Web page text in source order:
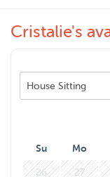
baby's!
Cristalie's
Su Mo
26 27